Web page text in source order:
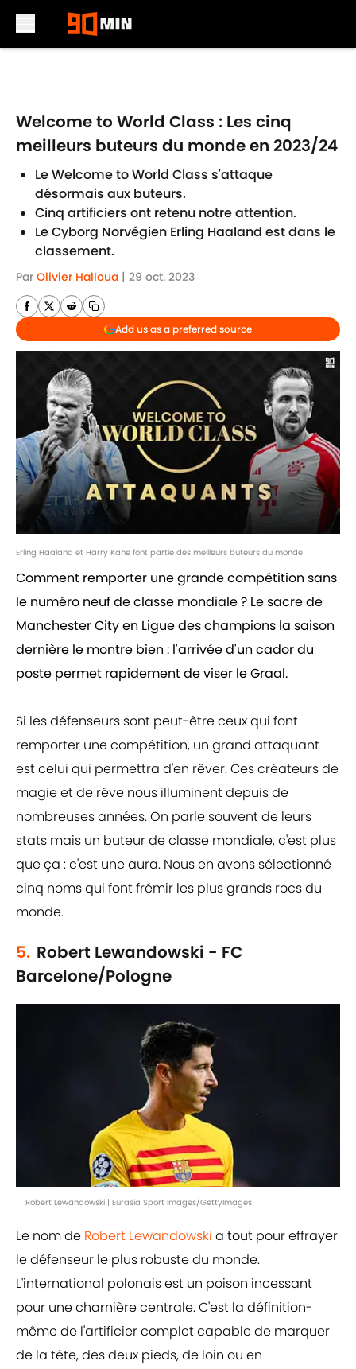
Welcome to World Class : Les cinq
meilleurs buteurs du monde en 2023/24
Le Welcome to World Class s'attaque
désormais aux buteurs.
Cinq artificiers ont retenu notre attention.
Le Cyborg Norvégien Erling Haaland est dans le
classement.
Par Olivier Halloua | 29 oct. 2023
Add us as a preferred source
Erling Haaland et Harry Kane font partie des meilleurs buteurs du monde
Comment remporter une grande compétition sans
le numéro neuf de classe mondiale ? Le sacre de
Manchester City en Ligue des champions la saison
dernière le montre bien : l'arrivée d'un cador du
poste permet rapidement de viser le Graal.
Si les défenseurs sont peut-être ceux qui font
remporter une compétition, un grand attaquant
est celui qui permettra d'en rêver. Ces créateurs de
magie et de rêve nous illuminent depuis de
nombreuses années. On parle souvent de leurs
stats mais un buteur de classe mondiale, c'est plus
que ça : c'est une aura. Nous en avons sélectionné
cinq noms qui font frémir les plus grands rocs du
monde.
5. Robert Lewandowski - FC
Barcelone/Pologne
Robert Lewandowski | Eurasia Sport Images/GettyImages
Le nom de Robert Lewandowski a tout pour effrayer
le défenseur le plus robuste du monde.
L'international polonais est un poison incessant
pour une charnière centrale. C'est la définition-
même de l'artificier complet capable de marquer
de la tête, des deux pieds, de loin ou en